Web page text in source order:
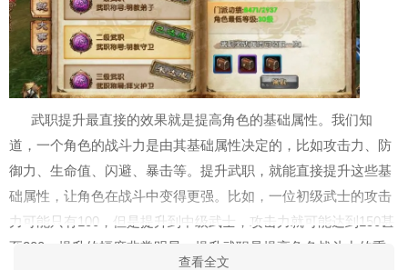
武职提升最直接的效果就是提高角色的基础属性。我们知
道，一个角色的战斗力是由其基础属性决定的，比如攻击力、防
御力、生命值、闪避、暴击等。提升武职，就能直接提升这些基
础属性，让角色在战斗中变得更强。比如，一位初级武士的攻击
力可能只有100，但是提升到中级武士，攻击力就可能达到150甚
至200，提升的幅度非常明显。提升武职是提高角色战斗力的重
查看全文